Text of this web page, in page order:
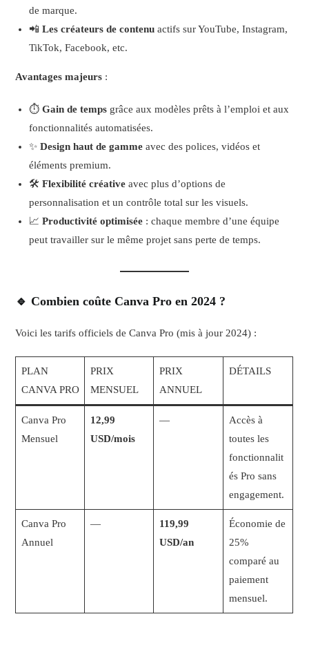
de marque.
📲Les créateurs de contenu actifs sur YouTube, Instagram,
TikTok, Facebook, etc.
Avantages majeurs :
⏱️Gain de temps grâce aux modèles prêts à l’emploi et aux
fonctionnalités automatisées.
✨Design haut de gamme avec des polices, vidéos et
éléments premium.
🛠️Flexibilité créative avec plus d’options de
personnalisation et un contrôle total sur les visuels.
📈Productivité optimisée : chaque membre d’une équipe
peut travailler sur le même projet sans perte de temps.
🔹 Combien coûte Canva Pro en 2024 ?
Voici les tarifs officiels de Canva Pro (mis à jour 2024) :
PLAN
CANVA PRO
PRIX
MENSUEL
PRIX
ANNUEL
DÉTAILS
Canva Pro
Mensuel
12,99
USD/mois
—
Accès à
toutes les
fonctionnalit
és Pro sans
engagement.
Canva Pro
Annuel
—
119,99
USD/an
Économie de
25%
comparé au
paiement
mensuel.